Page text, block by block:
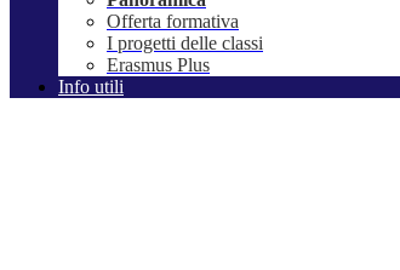
Offerta formativa
I progetti delle classi
Erasmus Plus
Info utili